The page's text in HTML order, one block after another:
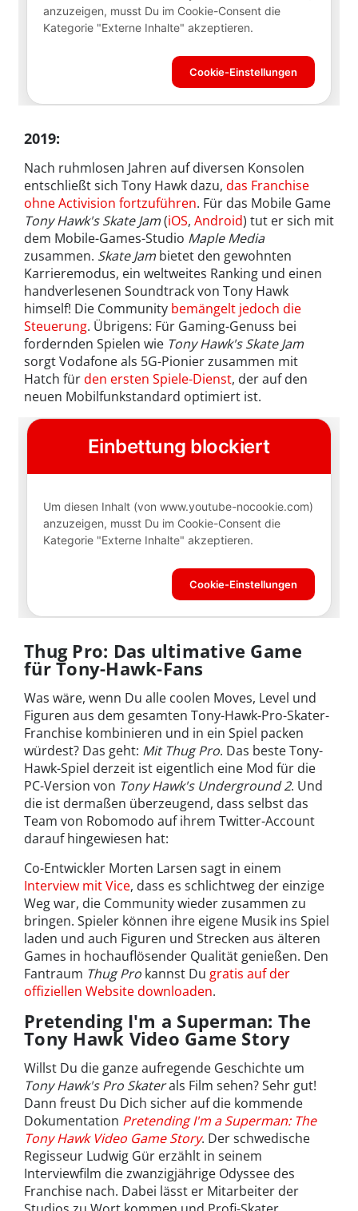
2019:
Nach ruhmlosen Jahren auf diversen Konsolen
entschließt sich Tony Hawk dazu, das Franchise
ohne Activision fortzuführen. Für das Mobile Game
Tony Hawk's Skate Jam(iOS, Android) tut er sich mit
dem Mobile-Games-Studio Maple Media
zusammen. Skate Jam bietet den gewohnten
Karrieremodus, ein weltweites Ranking und einen
handverlesenen Soundtrack von Tony Hawk
himself! Die Community bemängelt jedoch die
Steuerung. Übrigens: Für Gaming-Genuss bei
fordernden Spielen wie Tony Hawk's Skate Jam
sorgt Vodafone als 5G-Pionier zusammen mit
Hatch fürden ersten Spiele-Dienst, der auf den
neuen Mobilfunkstandard optimiert ist.
Thug Pro: Das ultimative Game
für Tony-Hawk-Fans
Was wäre, wenn Du alle coolen Moves, Level und
Figuren aus dem gesamten Tony-Hawk-Pro-Skater-
Franchise kombinieren und in ein Spiel packen
würdest? Das geht: Mit Thug Pro. Das beste Tony-
Hawk-Spiel derzeit ist eigentlich eine Mod für die
PC-Version von Tony Hawk's Underground 2. Und
die ist dermaßen überzeugend, dass selbst das
Team von Robomodo auf ihrem Twitter-Account
darauf hingewiesen hat:
Co-Entwickler Morten Larsen sagt in einem
Interview mit Vice, dass es schlichtweg der einzige
Weg war, die Community wieder zusammen zu
bringen. Spieler können ihre eigene Musik ins Spiel
laden und auch Figuren und Strecken aus älteren
Games in hochauflösender Qualität genießen. Den
Fantraum Thug Pro kannst Du gratis auf der
offiziellen Website downloaden.
Pretending I'm a Superman: The
Tony Hawk Video Game Story
Willst Du die ganze aufregende Geschichte um
Tony Hawk's Pro Skaterals Film sehen? Sehr gut!
Dann freust Du Dich sicher auf die kommende
Dokumentation Pretending I'm a Superman: The
Tony Hawk Video Game Story. Der schwedische
Regisseur Ludwig Gür erzählt in seinem
Interviewfilm die zwanzigjährige Odyssee des
Franchise nach. Dabei lässt er Mitarbeiter der